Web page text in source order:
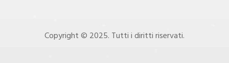
Copyright © 2025. Tutti i diritti riservati.